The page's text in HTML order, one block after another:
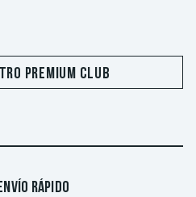
PREMIUM CLUB
ENVÍO RÁPIDO